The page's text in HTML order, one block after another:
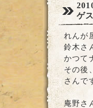
ゲ
れんが
鈴木さ
かつて
その後
さんで
庵野さ